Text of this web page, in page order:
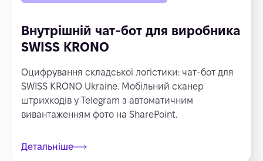
Внутрішній чат-бот для виробника
SWISS KRONO
Оцифрування складської логістики: чат-бот для
SWISS KRONO Ukraine. Мобільний сканер
штрихкодів у Telegram з автоматичним
вивантаженням фото на SharePoint.
Детальніше